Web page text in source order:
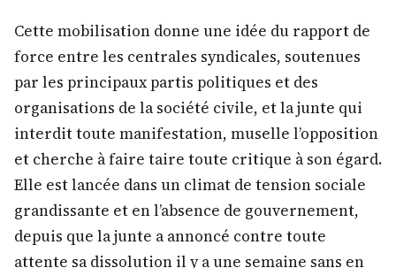
Cette mobilisation donne une idée du rapport de
force entre les centrales syndicales, soutenues
par les principaux partis politiques et des
organisations de la société civile, et la junte qui
interdit toute manifestation, muselle l’opposition
et cherche à faire taire toute critique à son égard.
Elle est lancée dans un climat de tension sociale
grandissante et en l’absence de gouvernement,
depuis que la junte a annoncé contre toute
attente sa dissolution il y a une semaine sans en